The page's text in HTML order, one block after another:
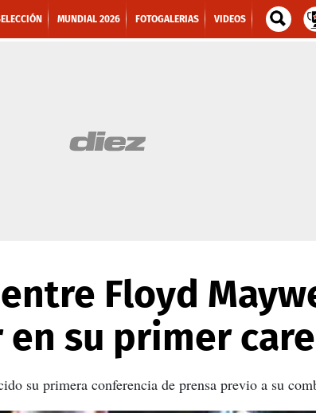
MUNDIAL 2026 FOTOGALERIAS VIDEOS
Floyd
en su primer
su primera conferencia de prensa previo a su